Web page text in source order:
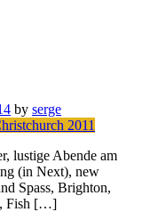
by serge
2011
lustige Abende am
(in Next), new
Spass, Brighton,
Fish […]